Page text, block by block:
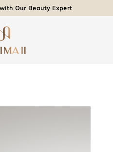
Our Beauty Expert